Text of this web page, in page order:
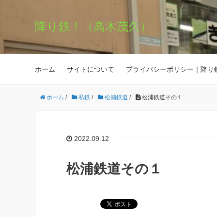
降り鉄！（高木茂久）
ホーム サイトについて プライバシーポリシー｜降り
ホーム / 私鉄 / 松浦鉄道 / 松浦鉄道その１
2022.09.12
松浦鉄道その１